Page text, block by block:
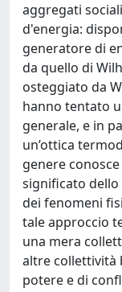
aggregati
d'energia:
generatore di
da quello di
osteggiato da
hanno tentato
generale, e in
un’ottica
genere
significato
dei fenomeni
tale approccio
una mera
altre collettività
potere e di